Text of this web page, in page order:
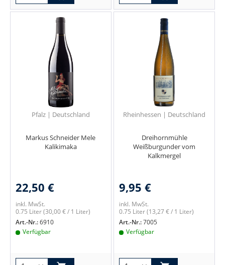
Pfalz | Deutschland
Markus Schneider Mele
Kalikimaka
22,50 €
inkl. MwSt.
0.75 Liter(30,00 € / 1 Liter)
Art.-Nr.:6910
Verfügbar
Rheinhessen | Deutschland
Dreihornmühle
Weißburgunder vom
Kalkmergel
9,95 €
inkl. MwSt.
0.75 Liter(13,27 € / 1 Liter)
Art.-Nr.:7005
Verfügbar